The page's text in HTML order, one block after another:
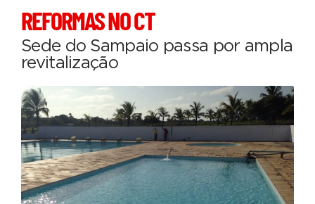
REFORMAS NO CT
Sede do Sampaio passa por ampla
revitalização